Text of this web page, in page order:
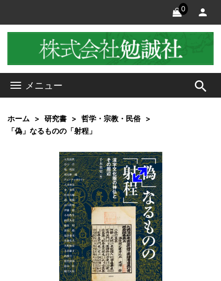
0
メニュー search
ホーム 研究書
哲学・宗教・民俗
「偽」なるものの「射程」